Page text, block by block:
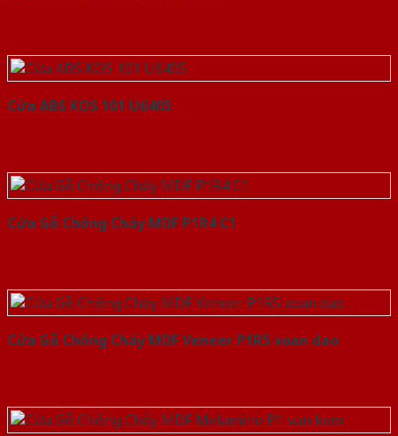
Cửa ABS KOS 101 U6405
Cửa Gỗ Chống Cháy MDF P1R4 C1
Cửa Gỗ Chống Cháy MDF Veneer P1R5 xoan dao